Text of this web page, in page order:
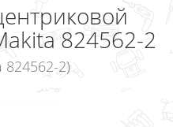
824562-2
824562-2)